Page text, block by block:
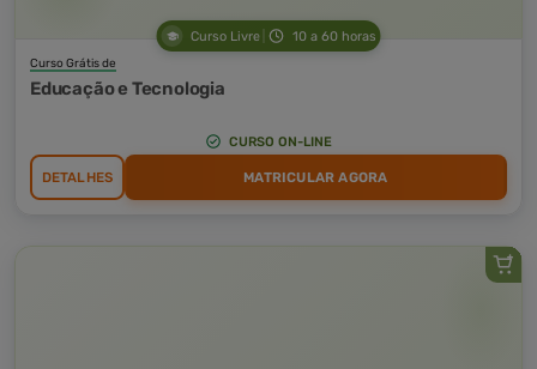
Curso Livre 10 a 60 horas
Curso Grátis de
Educação e Tecnologia
CURSO ON-LINE
DETALHES MATRICULAR AGORA